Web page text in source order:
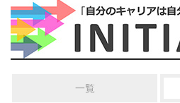
一覧